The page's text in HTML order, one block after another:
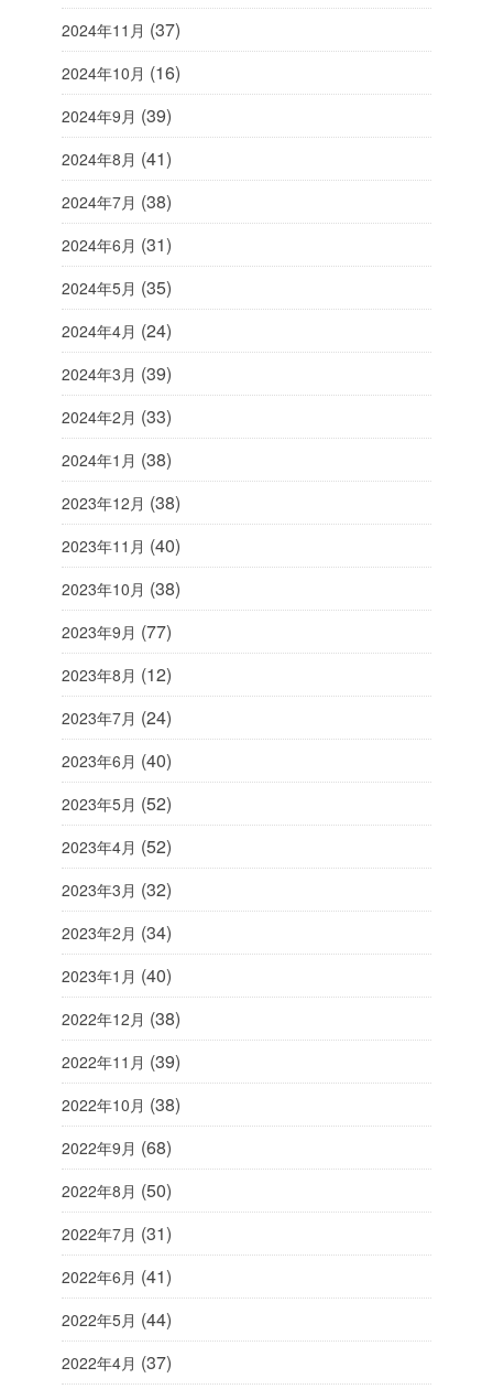
2024年11月 (37)
2024年10月 (16)
2024年9月 (39)
2024年8月 (41)
2024年7月 (38)
2024年6月 (31)
2024年5月 (35)
2024年4月 (24)
2024年3月 (39)
2024年2月 (33)
2024年1月 (38)
2023年12月 (38)
2023年11月 (40)
2023年10月 (38)
2023年9月 (77)
2023年8月 (12)
2023年7月 (24)
2023年6月 (40)
2023年5月 (52)
2023年4月 (52)
2023年3月 (32)
2023年2月 (34)
2023年1月 (40)
2022年12月 (38)
2022年11月 (39)
2022年10月 (38)
2022年9月 (68)
2022年8月 (50)
2022年7月 (31)
2022年6月 (41)
2022年5月 (44)
2022年4月 (37)